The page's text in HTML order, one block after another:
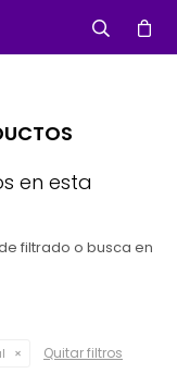
en esta
filtrado o busca en
Quitar filtros